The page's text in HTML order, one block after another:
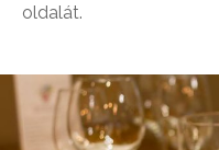
oldalát.